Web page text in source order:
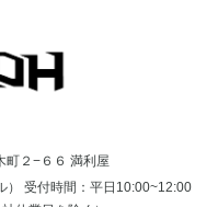
町２−６６ 満利屋
） 受付時間：平日10:00~12:00